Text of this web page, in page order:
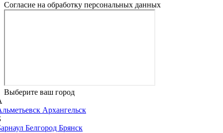
Согласие на обработку персональных данных
Выберите ваш город
Архангельск
Белгород Брянск